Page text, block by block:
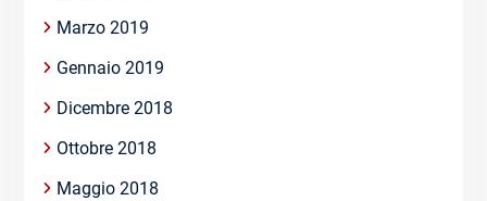
Marzo 2019
Gennaio 2019
Dicembre 2018
Ottobre 2018
Maggio 2018